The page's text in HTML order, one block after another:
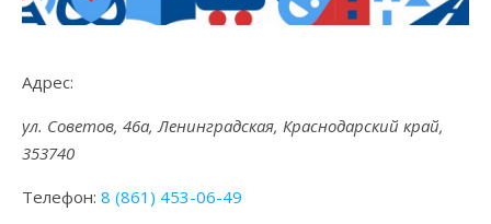
Адрес:
ул. Советов, 46а, Ленинградская, Краснодарский край,
353740
Телефон: 8 (861) 453-06-49